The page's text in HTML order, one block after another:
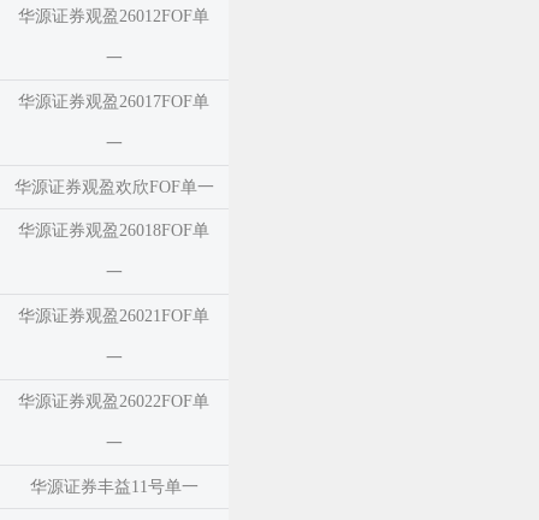
华源证券观盈26012FOF单
一
华源证券观盈26017FOF单
一
华源证券观盈欢欣FOF单一
华源证券观盈26018FOF单
一
华源证券观盈26021FOF单
一
华源证券观盈26022FOF单
一
华源证券丰益11号单一